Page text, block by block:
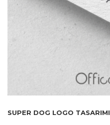
SUPER DOG LOGO TASARIMI